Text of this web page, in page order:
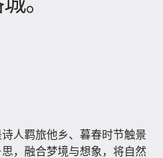
人羁旅他乡、暮春时节触景
，融合梦境与想象，将自然